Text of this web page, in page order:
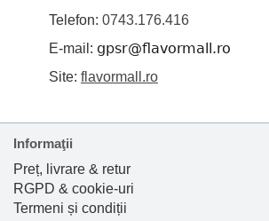
Telefon: 0743.176.416
E-mail:
Site: flavormall.ro
Informaţii
Preț, livrare & retur
RGPD & cookie-uri
Termeni și condiții